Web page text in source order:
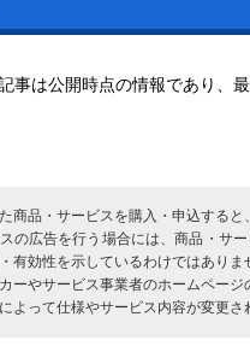
事は公開時点の情報であり、
商品・サービスを購入・申込する
の広告を行う場合には、商品・サ
有効性を示しているわけではあり
ーやサービス事業者のホームペー
よって仕様やサービス内容が変更